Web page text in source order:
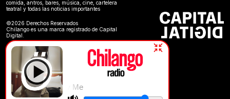
Fcukers | Play Me
comida, antros, bares, música, cine, cartelera
teatral y todas las noticias importantes
©2026 Derechos Reservados
Chilango es una marca registrado de Capital
Digital.